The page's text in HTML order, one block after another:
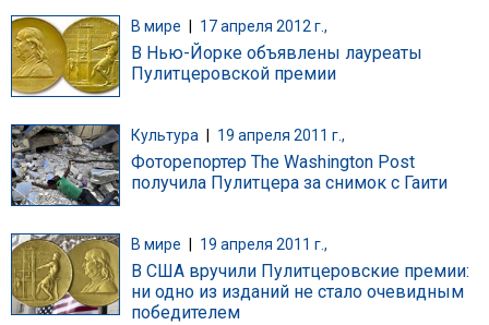
В мире 17 апреля 2012 г.,
В Нью-Йорке объявлены лауреаты
Пулитцеровской премии
Культура 19 апреля 2011 г.,
Фоторепортер The Washington Post
получила Пулитцера за снимок с Гаити
В мире 19 апреля 2011 г.,
В США вручили Пулитцеровские премии:
ни одно из изданий не стало очевидным
победителем